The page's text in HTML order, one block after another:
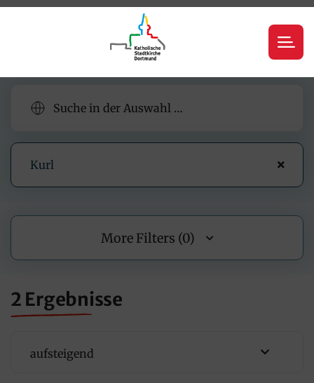
Kurl
More Filters (0)
2 Ergebnisse
aufsteigend